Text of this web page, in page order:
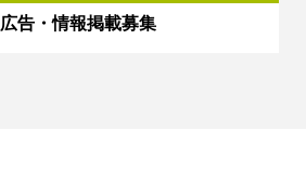
広告・情報掲載募集